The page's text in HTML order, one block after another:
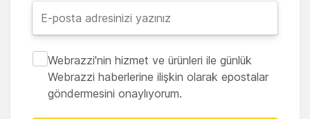
Webrazzi'nin hizmet ve ürünleri ile günlük
Webrazzi haberlerine ilişkin olarak epostalar
göndermesini onaylıyorum.